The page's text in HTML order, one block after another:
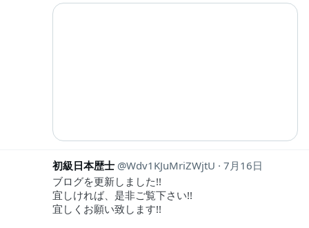
初級日本歴士 Wdv1KJuMriZWjtU
7月16日
ブログを更新しました!!
宜しければ、是非ご覧下さい!!
宜しくお願い致します!!